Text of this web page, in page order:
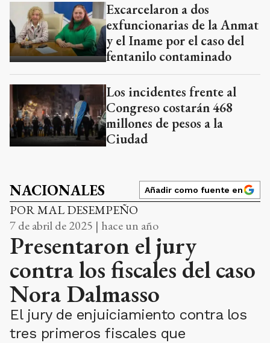
Excarcelaron a dos
exfuncionarias de la Anmat
y el Iname por el caso del
fentanilo contaminado
Los incidentes frente al
Congreso costarán 468
millones de pesos a la
Ciudad
NACIONALES Añadir como fuente en
POR MAL DESEMPEÑO
7 de abril de 2025 | hace un año
Presentaron el jury
contra los fiscales del caso
Nora Dalmasso
El jury de enjuiciamiento contra los
tres primeros fiscales que